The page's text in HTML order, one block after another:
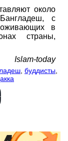
около
с
в
страны,
Islam-today
буддисты